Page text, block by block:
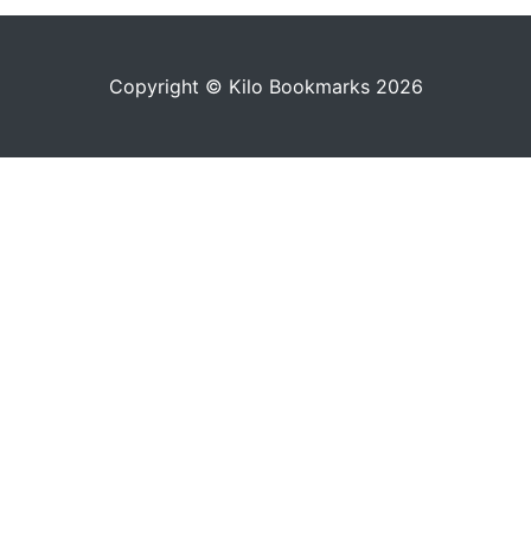
Copyright © Kilo Bookmarks 2026